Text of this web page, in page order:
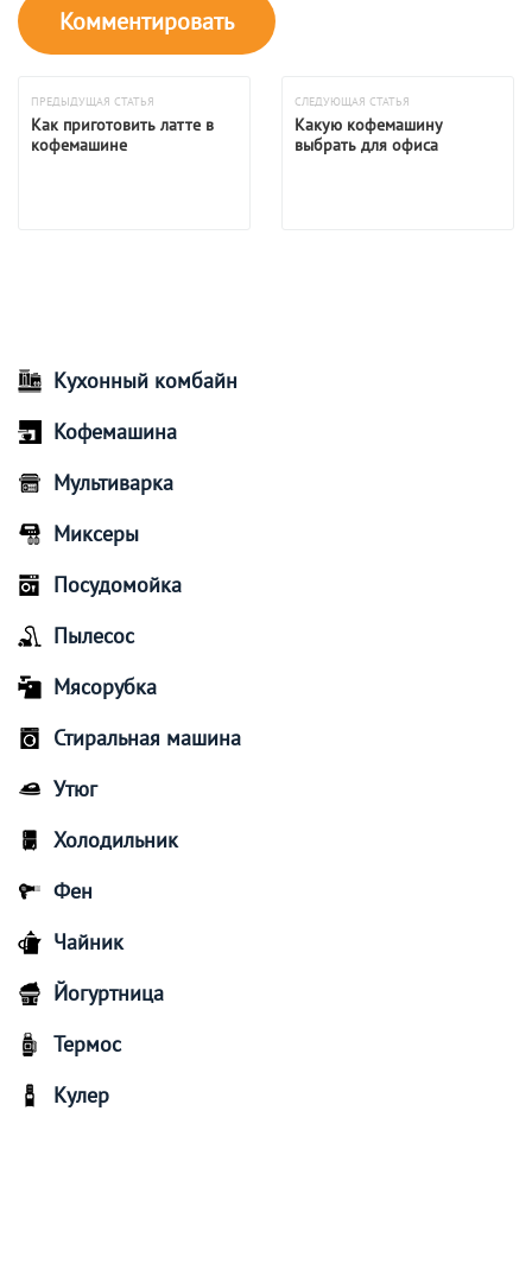
ПРЕДЫДУЩАЯ СТАТЬЯ
Как приготовить латте в
кофемашине
СЛЕДУЮЩАЯ СТАТЬЯ
Какую кофемашину
выбрать для офиса
Кухонный комбайн
Кофемашина
Мультиварка
Миксеры
Посудомойка
Пылесос
Мясорубка
Стиральная машина
Утюг
Холодильник
Фен
Чайник
Йогуртница
Термос
Кулер